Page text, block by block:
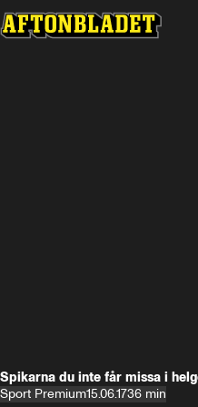
Spikarna du inte får missa i
Sport Premium15.06.1736 min